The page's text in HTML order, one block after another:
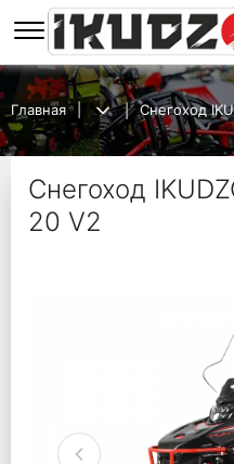
Главная Снегоход
Снегоход
20 V2